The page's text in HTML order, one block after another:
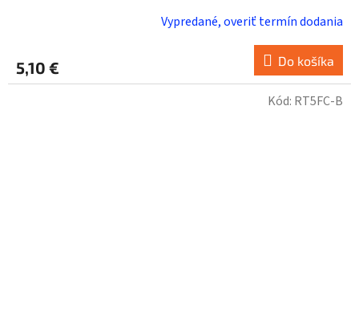
Vypredané, overiť termín dodania
5,10 € Do košíka
Kód: RT5FC-B